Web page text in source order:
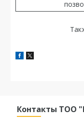
Контакты ТОО